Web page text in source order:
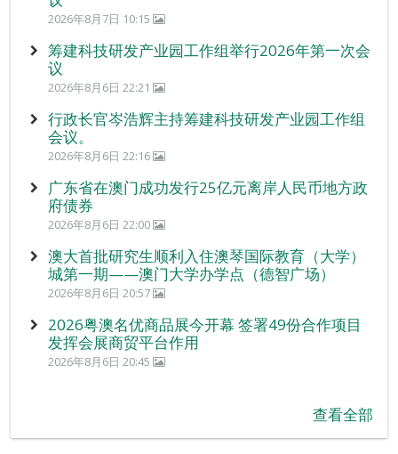
2026年8月7日 10:15
筹建科技研发产业园工作组举行2026年第一次会
议
2026年8月6日 22:21
行政长官岑浩辉主持筹建科技研发产业园工作组
会议。
2026年8月6日 22:16
广东省在澳门成功发行25亿元离岸人民币地方政
府债券
2026年8月6日 22:00
澳大首批研究生顺利入住澳琴国际教育（大学）
城第一期——澳门大学办学点（德智广场）
2026年8月6日 20:57
2026粤澳名优商品展今开幕 签署49份合作项目
发挥会展商贸平台作用
2026年8月6日 20:45
查看全部